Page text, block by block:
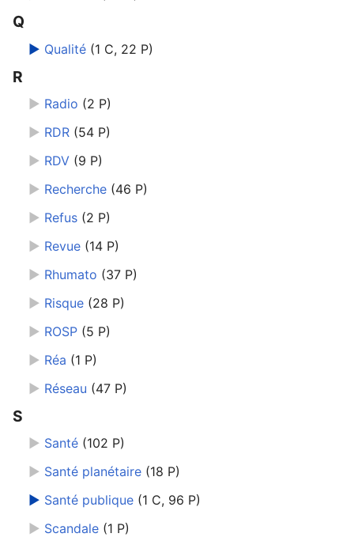
Q
► Qualité (1 C, 22 P)
R
► Radio (2 P)
► RDR (54 P)
► RDV (9 P)
► Recherche (46 P)
► Refus (2 P)
► Revue (14 P)
► Rhumato (37 P)
► Risque (28 P)
► ROSP (5 P)
► Réa (1 P)
► Réseau (47 P)
S
► Santé (102 P)
► Santé planétaire (18 P)
► Santé publique (1 C, 96 P)
► Scandale (1 P)